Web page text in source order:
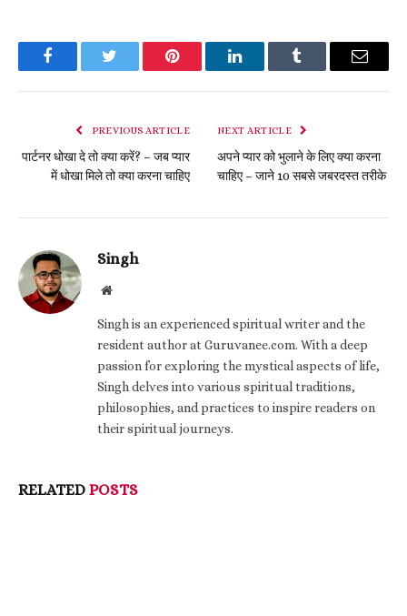
FacebookTwitter Pinterest LinkedInTumblr Email
PREVIOUS ARTICLE
पार्टनर धोखा दे तो क्या करें? – जब प्यार
में धोखा मिले तो क्या करना चाहिए
NEXT ARTICLE
अपने प्यार को भुलाने के लिए क्या करना
चाहिए – जाने 10 सबसे जबरदस्त तरीके
Singh
Website
Singh is an experienced spiritual writer and the
resident author at Guruvanee.com. With a deep
passion for exploring the mystical aspects of life,
Singh delves into various spiritual traditions,
philosophies, and practices to inspire readers on
their spiritual journeys.
RELATED POSTS